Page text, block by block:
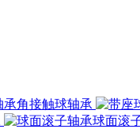
角接触球轴承
球面滚